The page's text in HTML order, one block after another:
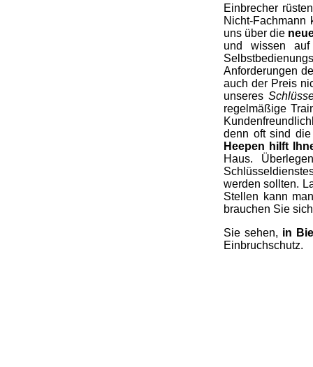
Einbrecher
Nicht-
uns über die
und wissen auf
Anforderungen
auch der Preis
unseres
regelmäßige
denn oft sind
Heepen hilft
Haus.
werden sollten.
Stellen kann
brauchen Sie
Sie sehen, in
Einbruchschutz.